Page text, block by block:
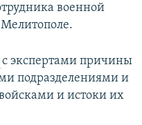
военной
с экспертами причины
подразделениями и
и истоки их